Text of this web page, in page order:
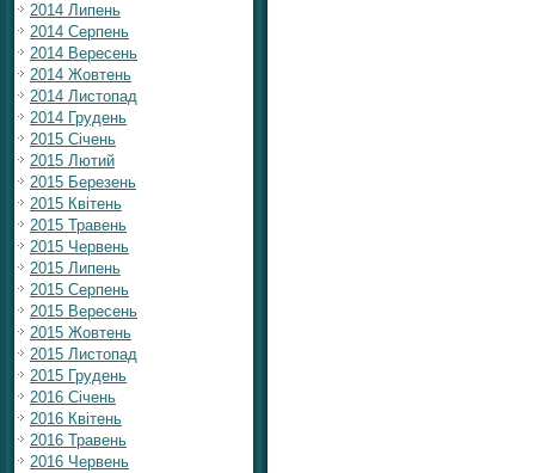
2014 Липень
2014 Серпень
2014 Вересень
2014 Жовтень
2014 Листопад
2014 Грудень
2015 Січень
2015 Лютий
2015 Березень
2015 Квітень
2015 Травень
2015 Червень
2015 Липень
2015 Серпень
2015 Вересень
2015 Жовтень
2015 Листопад
2015 Грудень
2016 Січень
2016 Квітень
2016 Травень
2016 Червень